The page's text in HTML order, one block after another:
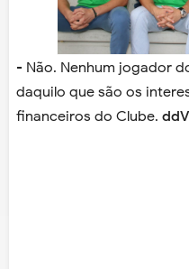
- Não. Nenhum jogador
daquilo que são os
financeiros do Clube. ddV